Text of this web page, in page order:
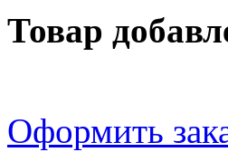
Товар
Оформить